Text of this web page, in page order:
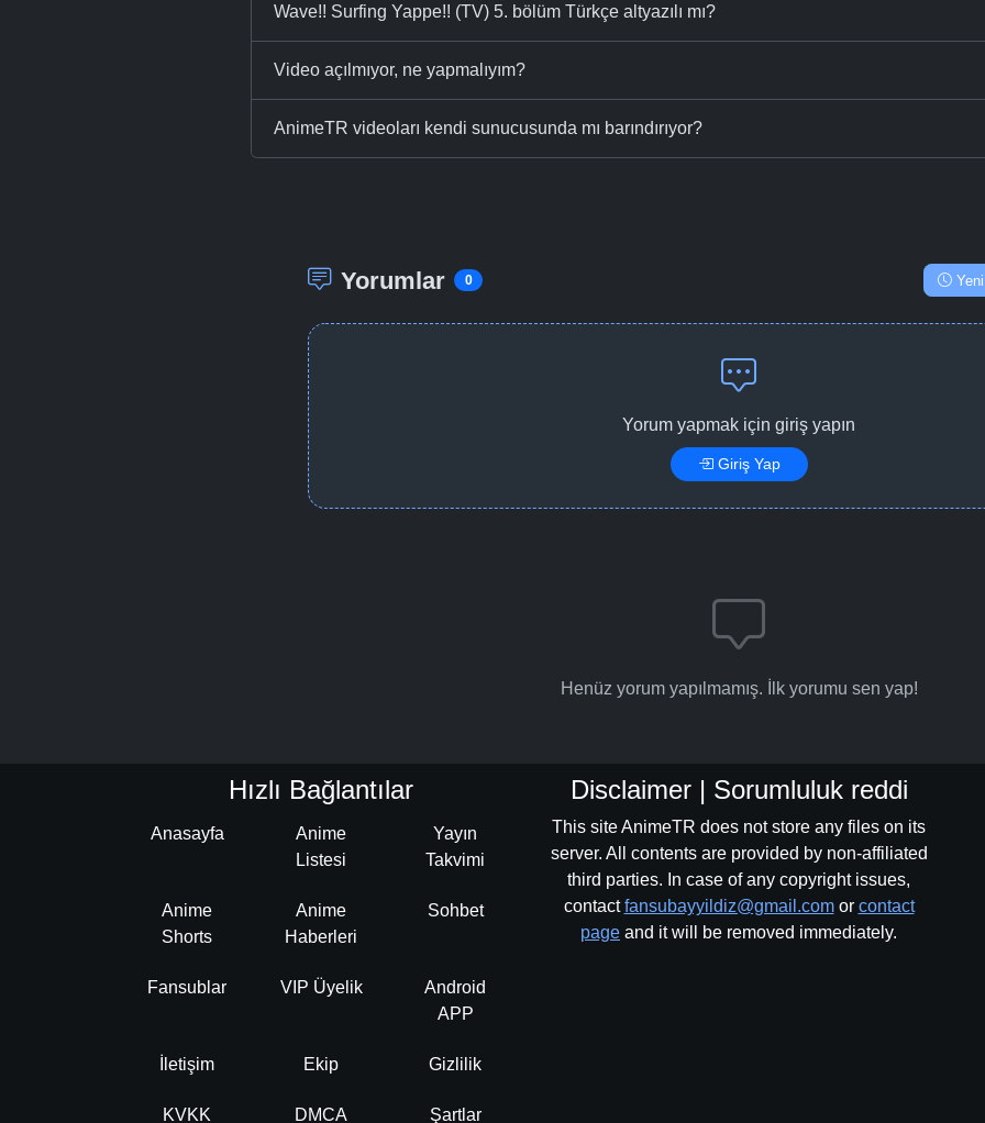
Wave!! Surfing Yappe!! (TV) 5. bölüm Türkçe altyazılı mı?
Video açılmıyor, ne yapmalıyım?
AnimeTR videoları kendi sunucusunda mı barındırıyor?
Yorumlar 0 Yeni
Yorum yapmak için giriş yapın
Giriş Yap
Henüz yorum yapılmamış. İlk yorumu sen yap!
Hızlı Bağlantılar
Anasayfa
Anime
Listesi
Yayın
Takvimi
Anime
Shorts
Anime
Haberleri
Sohbet
Fansublar VIP Üyelik
Android
APP
İletişim Ekip Gizlilik
KVKK DMCA Şartlar
Disclaimer | Sorumluluk reddi
This site AnimeTR does not store any files on its
server. All contents are provided by non-affiliated
third parties. In case of any copyright issues,
contactfansubayyildiz@gmail.comor contact
page and it will be removed immediately.